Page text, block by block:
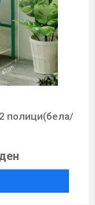
полици(бела/